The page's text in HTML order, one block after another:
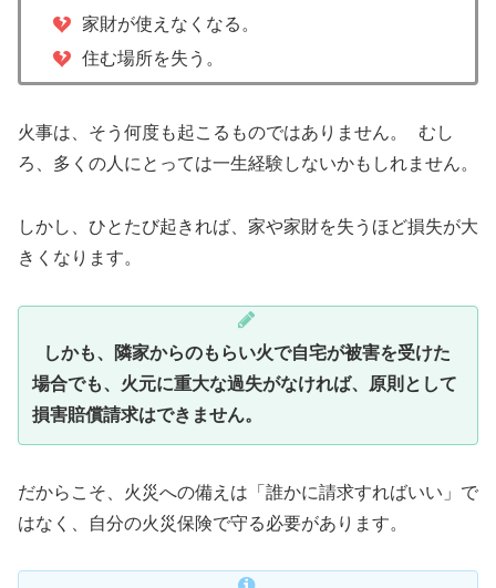
家財が使えなくなる。
住む場所を失う。
火事は、そう何度も起こるものではありません。 むし
ろ、多くの人にとっては一生経験しないかもしれません。
しかし、ひとたび起きれば、家や家財を失うほど損失が大
きくなります。
しかも、隣家からのもらい火で自宅が被害を受けた
場合でも、火元に重大な過失がなければ、原則として
損害賠償請求はできません。
だからこそ、火災への備えは「誰かに請求すればいい」で
はなく、自分の火災保険で守る必要があります。